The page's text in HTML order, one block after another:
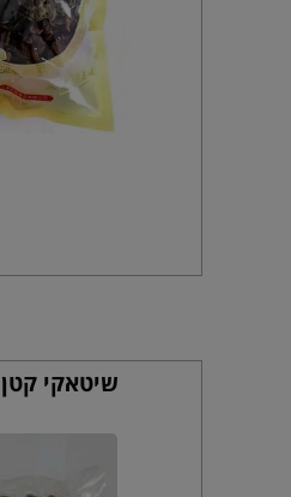
שיטאקי קטן 小香菇